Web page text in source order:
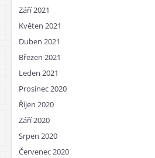
Září 2021
Květen 2021
Duben 2021
Březen 2021
Leden 2021
Prosinec 2020
Říjen 2020
Září 2020
Srpen 2020
Červenec 2020